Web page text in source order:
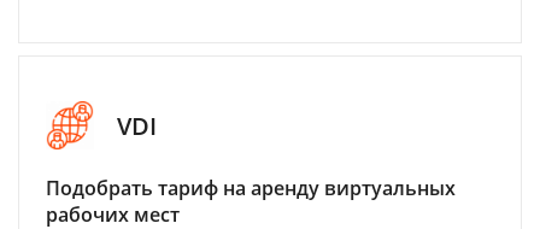
VDI
Подобрать тариф на аренду виртуальных
рабочих мест